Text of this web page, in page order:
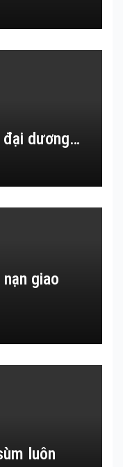
đại dương…
giao
luôn